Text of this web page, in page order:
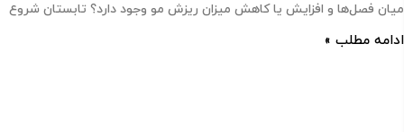
میان فصل‌ها و افزایش یا کاهش میزان ریزش مو وجود دارد؟ تابستان شروع
ادامه مطلب »